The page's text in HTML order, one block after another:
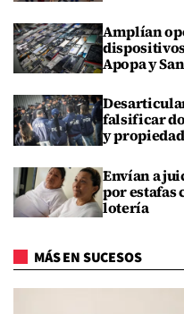
Amplían
Apopa y
falsificar
y
Envían a
por estafas
lotería
MÁS EN SUCESOS